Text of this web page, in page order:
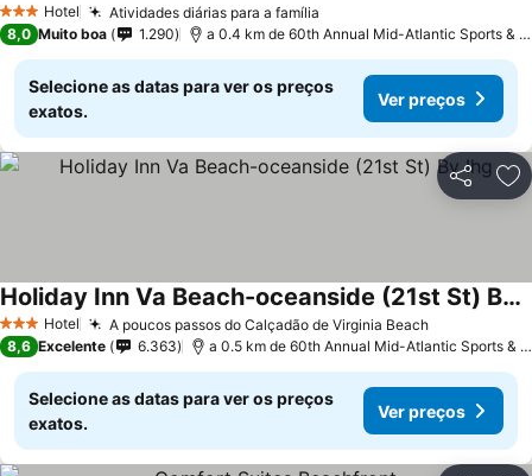
3 EstrelasHotel Atividades diárias para a família
8,0 Muito boa 1.290 a 0.4 km de 60th Annual Mid-Atlantic Sports & Boat Show
Selecione as datas para ver os preços
exatos.
Ver preços
Partilhar
3 EstrelasHotel A poucos passos do Calçadão de Virginia Beach
Holiday Inn Va Beach-oceanside (21st St) By Ihg
8,6 Excelente 6.363 a 0.5 km de 60th Annual Mid-Atlantic Sports & Boat Show
Selecione as datas para ver os preços
exatos.
Ver preços